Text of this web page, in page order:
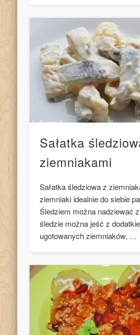
Sałatka
ziemniakami
Sałatka śledziowa z
ziemniaki idealnie do siebie
Śledziem można nadziewać
śledzie można jeść z
ugotowanych ziemniaków, …